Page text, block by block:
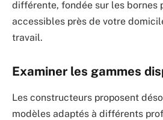
différente, fondée sur les bornes
accessibles près de votre
travail.
Examiner les gammes
Les constructeurs proposent
modèles adaptés à différents